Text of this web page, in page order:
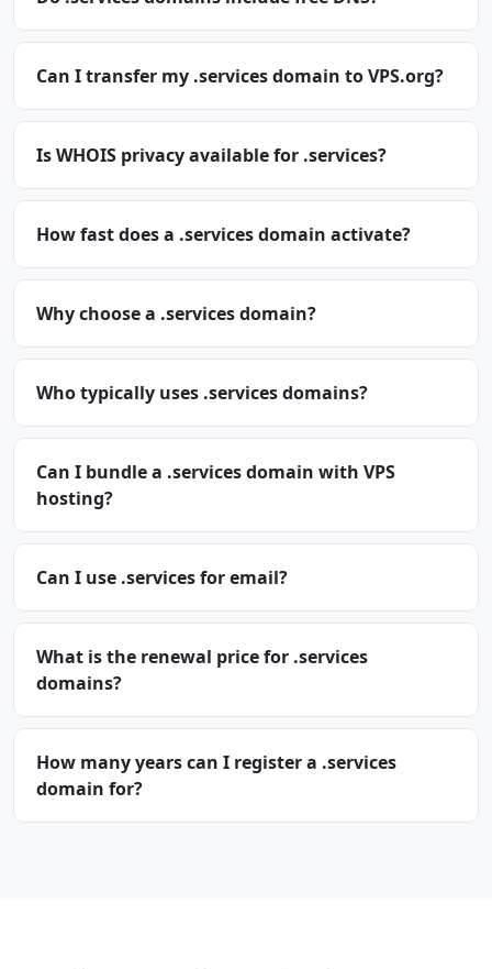
Can I transfer my .services domain to VPS.org?
Is WHOIS privacy available for .services?
How fast does a .services domain activate?
Why choose a .services domain?
Who typically uses .services domains?
Can I bundle a .services domain with VPS
hosting?
Can I use .services for email?
What is the renewal price for .services
domains?
How many years can I register a .services
domain for?